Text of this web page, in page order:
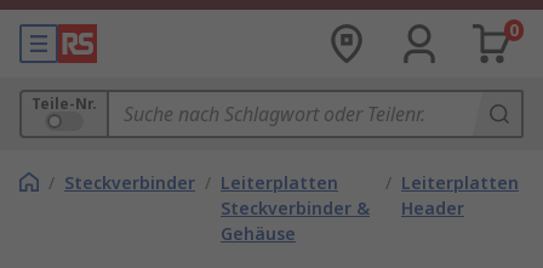
0
Teile-Nr.
/ Steckverbinder / Leiterplatten
Steckverbinder &
Gehäuse
/ Leiterplatten
Header